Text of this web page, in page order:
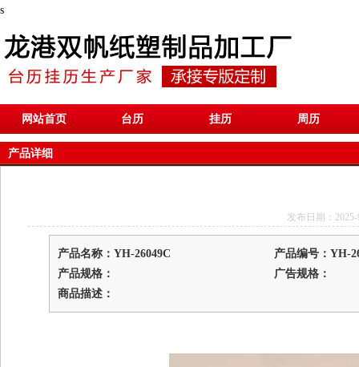
s
网站首页 台历 挂历 周历
产品详细
发布日期：
产品名称：YH-26049C
产品编号：YH-
产品规格：
广告规格：
商品描述：